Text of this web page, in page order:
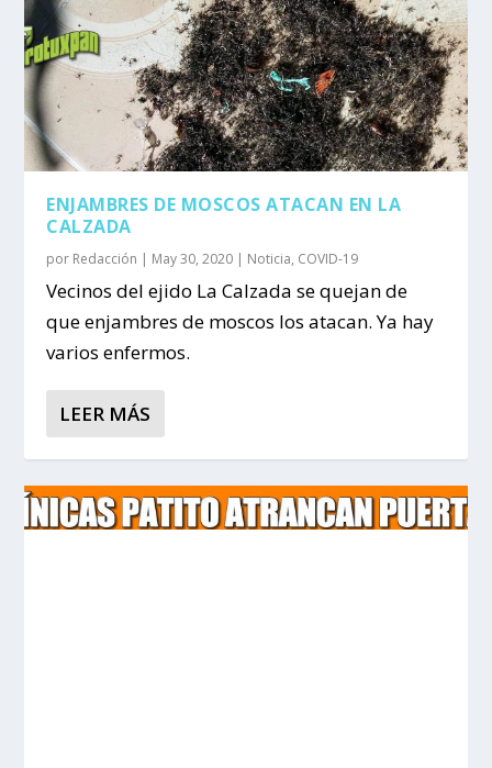
ENJAMBRES DE MOSCOS ATACAN EN LA
CALZADA
por Redacción | May 30, 2020 | Noticia, COVID-19
Vecinos del ejido La Calzada se quejan de
que enjambres de moscos los atacan. Ya hay
varios enfermos.
LEER MÁS